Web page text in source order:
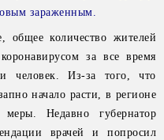
зараженным.
общее количество жителей
за все время
человек. Из-за того, что
начало расти, в регионе
меры. Недавно губернатор
врачей и попросил